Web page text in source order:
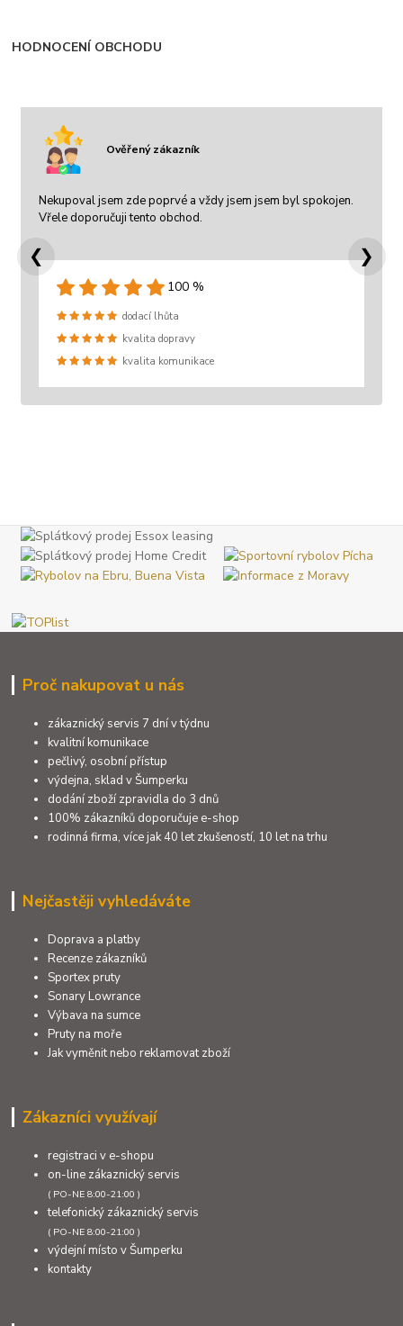
HODNOCENÍ OBCHODU
Ověřený zákazník
Nekupoval jsem zde poprvé a vždy jsem jsem byl spokojen.
Vřele doporučuji tento obchod.
100 %
dodací lhůta
kvalita dopravy
kvalita komunikace
❮ ❯
Proč nakupovat u nás
zákaznický servis 7 dní v týdnu
kvalitní komunikace
pečlivý, osobní přístup
výdejna, sklad v Šumperku
dodání zboží zpravidla do 3 dnů
100% zákazníků doporučuje e-shop
rodinná firma, více jak 40 let zkušeností, 10 let na trhu
Nejčastěji vyhledáváte
Doprava a platby
Recenze zákazníků
Sportex pruty
Sonary Lowrance
Výbava na sumce
Pruty na moře
Jak vyměnit nebo reklamovat zboží
Zákazníci využívají
registraci v e-shopu
on-line zákaznický servis
( PO-NE 8:00-21:00 )
telefonický zákaznický servis
( PO-NE 8:00-21:00 )
výdejní místo v Šumperku
kontakty